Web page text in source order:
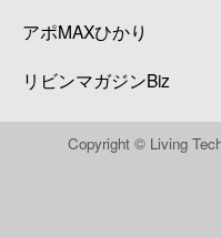
アポMAXひかり
リビンマガジンBiz
Copyright © Living